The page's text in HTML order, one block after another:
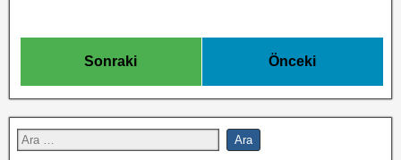
Sonraki Önceki